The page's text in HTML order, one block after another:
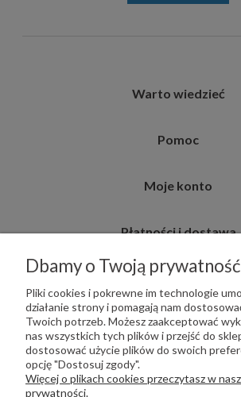
Warto wiedzieć
Pomoc
Moje konto
Płatności i dostawa
Informacje
PŁATNOŚCI OBSŁUGUJE:
Dbamy o Twoją prywatność
Pliki cookies i pokrewne im technologie
działanie strony i pomagają nam
Twoich potrzeb. Możesz zaakceptować
nas wszystkich tych plików i przejść do
dostosować użycie plików do swoich
opcję "Dostosuj zgody".
Więcej o plikach cookies przeczytasz w
prywatności.